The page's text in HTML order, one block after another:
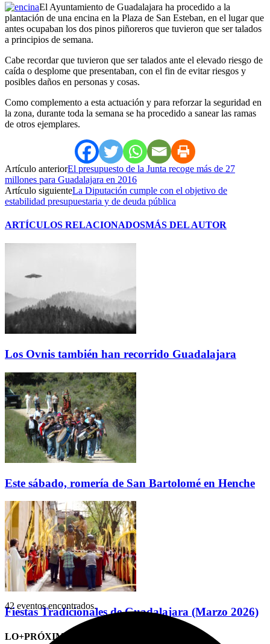
El Ayuntamiento de Guadalajara ha procedido a la
plantación de una encina en la Plaza de San Esteban, en el lugar que
antes ocupaban los dos pinos piñoreros que tuvieron que ser talados
a principios de semana.
Cabe recordar que tuvieron que ser talados ante el elevado riesgo de
caída o desplome que presentaban, con el fin de evitar riesgos y
posibles daños en personas y cosas.
Como complemento a esta actuación y para reforzar la seguridad en
la zona, durante toda la semana se ha procedido a sanear las ramas
de otros ejemplares.
Artículo anteriorEl presupuesto de la Junta recoge más de 27
millones para Guadalajara en 2016
Artículo siguienteLa Diputación cumple con el objetivo de
estabilidad presupuestaria y de deuda pública
ARTÍCULOS RELACIONADOSMÁS DEL AUTOR
Los Ovnis también han recorrido Guadalajara
Este sábado, romería de San Bartolomé en Henche
Fiestas Tradicionales de Guadalajara (Marzo 2026)
LO+PRÓXIMO (CITAS)
42 eventos encontrados.